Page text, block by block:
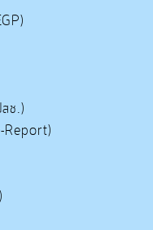
ช.)
Report)